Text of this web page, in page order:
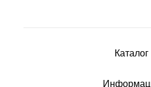
Каталог